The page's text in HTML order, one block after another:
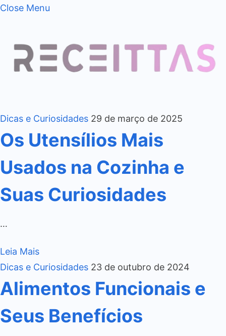
Close Menu
Dicas e Curiosidades 29 de março de 2025
Os Utensílios Mais
Usados na Cozinha e
Suas Curiosidades
…
Leia Mais
Dicas e Curiosidades 23 de outubro de 2024
Alimentos Funcionais e
Seus Benefícios